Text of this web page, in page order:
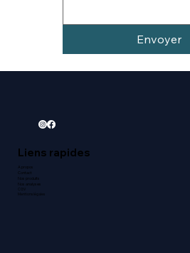
Envoyer
Liens rapides
A propos
Contact
Nos produits
Nos analyses
Mentions légales